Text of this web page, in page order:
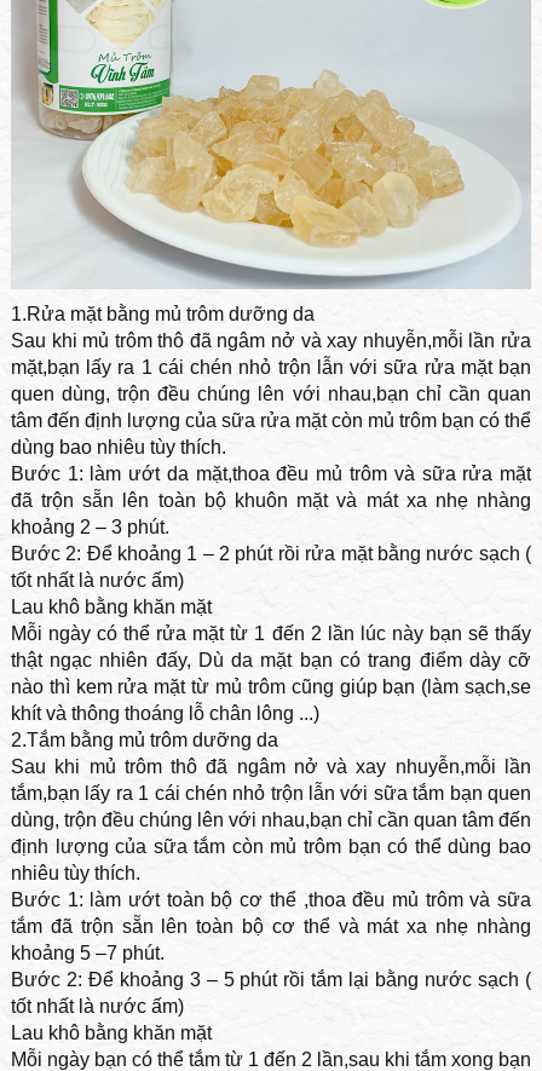
1.Rửa mặt bằng mủ trôm dưỡng da
Sau khi mủ trôm thô đã ngâm nở và xay nhuyễn,mỗi lần rửa
mặt,bạn lấy ra 1 cái chén nhỏ trộn lẫn với sữa rửa mặt bạn
quen dùng, trộn đều chúng lên với nhau,bạn chỉ cần quan
tâm đến định lượng của sữa rửa mặt còn mủ trôm bạn có thể
dùng bao nhiêu tùy thích.
Bước 1: làm ướt da mặt,thoa đều mủ trôm và sữa rửa mặt
đã trộn sẵn lên toàn bộ khuôn mặt và mát xa nhẹ nhàng
khoảng 2 – 3 phút.
Bước 2: Để khoảng 1 – 2 phút rồi rửa mặt bằng nước sạch (
tốt nhất là nước ấm)
Lau khô bằng khăn mặt
Mỗi ngày có thể rửa mặt từ 1 đến 2 lần lúc này bạn sẽ thấy
thật ngạc nhiên đấy, Dù da mặt bạn có trang điểm dày cỡ
nào thì kem rửa mặt từ mủ trôm cũng giúp bạn (làm sạch,se
khít và thông thoáng lỗ chân lông ...)
2.Tắm bằng mủ trôm dưỡng da
Sau khi mủ trôm thô đã ngâm nở và xay nhuyễn,mỗi lần
tắm,bạn lấy ra 1 cái chén nhỏ trộn lẫn với sữa tắm bạn quen
dùng, trộn đều chúng lên với nhau,bạn chỉ cần quan tâm đến
định lượng của sữa tắm còn mủ trôm bạn có thể dùng bao
nhiêu tùy thích.
Bước 1: làm ướt toàn bộ cơ thể ,thoa đều mủ trôm và sữa
tắm đã trộn sẵn lên toàn bộ cơ thể và mát xa nhẹ nhàng
khoảng 5 –7 phút.
Bước 2: Để khoảng 3 – 5 phút rồi tắm lại bằng nước sạch (
tốt nhất là nước ấm)
Lau khô bằng khăn mặt
Mỗi ngày bạn có thể tắm từ 1 đến 2 lần,sau khi tắm xong bạn